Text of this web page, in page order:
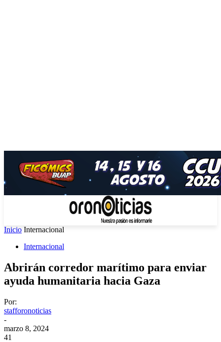
Inicio Internacional
Internacional
Abrirán corredor marítimo para enviar
ayuda humanitaria hacia Gaza
Por:
stafforonoticias
-
marzo 8, 2024
41